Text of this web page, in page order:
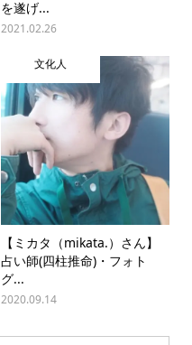
を遂げ...
2021.02.26
文化人
【ミカタ（mikata.）さん】
占い師(四柱推命)・フォト
グ...
2020.09.14